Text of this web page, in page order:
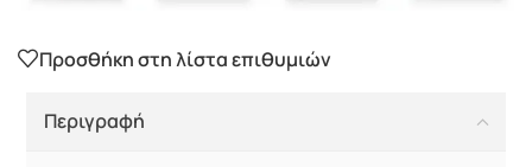
Προσθήκη στη λίστα επιθυμιών
Περιγραφή